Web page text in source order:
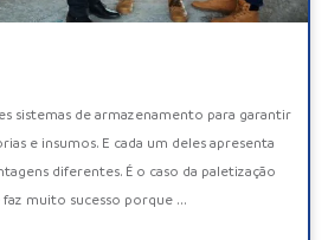
sistemas de armazenamento para garantir
e insumos. E cada um deles apresenta
diferentes. É o caso da paletização
faz muito sucesso porque ...